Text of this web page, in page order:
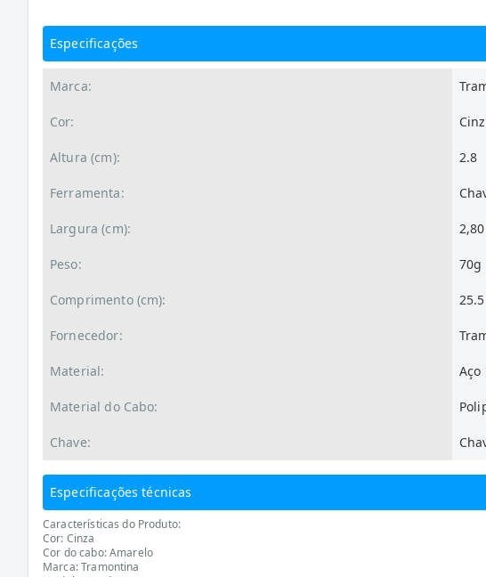
Especificações
Marca:
Cor:
Altura (cm): 2.8
Ferramenta:
Largura (cm): 2,80
Peso: 70g
Comprimento (cm): 25.5
Fornecedor:
Material: Aço
Material do Cabo:
Chave:
Especificações técnicas
Características do Produto:
Cor: Cinza
Cor do cabo: Amarelo
Marca: Tramontina